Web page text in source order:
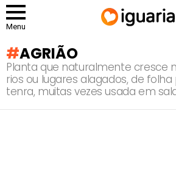
Menu
AGRIÃO
Planta que naturalmente cresce
rios ou lugares alagados, de
tenra, muitas vezes usada em